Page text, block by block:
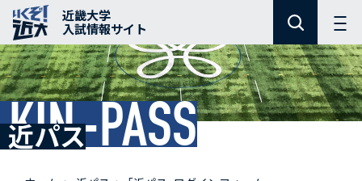
近畿大学
入試情報サイト
KIN-PASS
近パス